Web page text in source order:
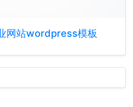
网站wordpress模板